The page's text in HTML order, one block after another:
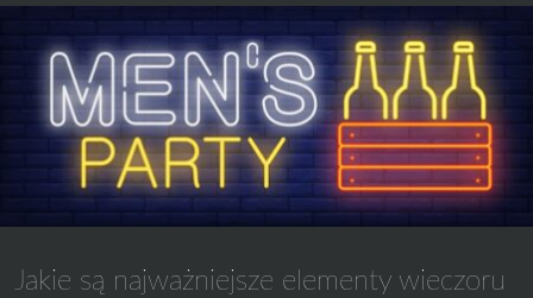
przygotować
się
do
wieczoru
panieńskiego?
Poradnik
dla
przyszłych
Panien
Jakie są najważniejsze elementy wieczoru